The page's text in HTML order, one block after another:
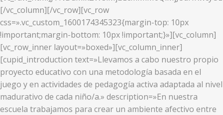
[/vc_column][/vc_row][vc_row
css=».vc_custom_1600174345323{margin-top: 10px
!important;margin-bottom: 10px !important;}»][vc_column]
[vc_row_inner layout=»boxed»][vc_column_inner]
[cupid_introduction text=»Llevamos a cabo nuestro propio
proyecto educativo con una metodología basada en el
juego y en actividades de pedagogía activa adaptada al nivel
madurativo de cada niño/a.» description=»En nuestra
escuela trabajamos para crear un ambiente afectivo entre